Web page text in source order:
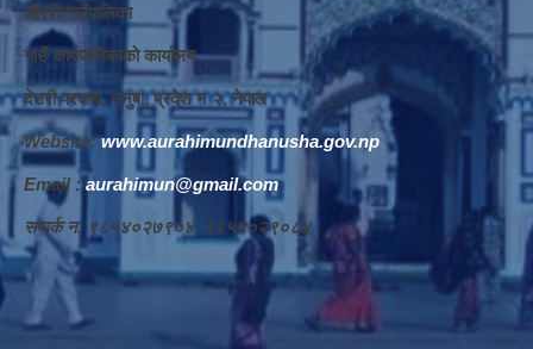
औरही गाउँपालिका
गाउँ कार्यपालिकाको कार्यालय
देउरी परवाहा, धनुषा, प्रदेश न‌‍ २, नेपाल
Website:www.aurahimundhanusha.gov.np
Email : aurahimun@gmail.com
सम्पर्क न‌‍. ९८५४०२७९०४, ९८५४०२९०८४